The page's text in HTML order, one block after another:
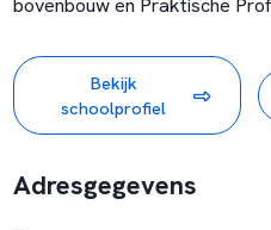
bovenbouw en Praktische
Ons team zet zich dagelijks in
op hun eigen niveau waarbij
hand gaan met een focus op
Bekijk
schoolprofiel
Adresgegevens